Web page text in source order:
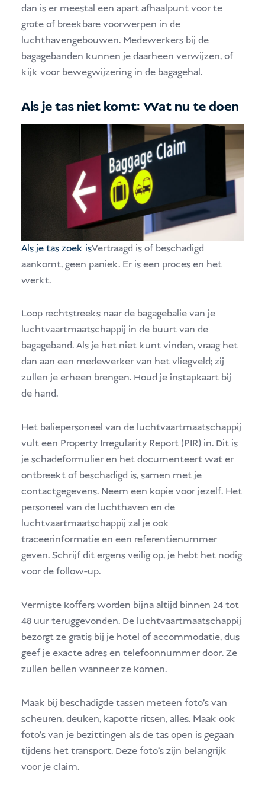
dan is er meestal een apart afhaalpunt voor te
grote of breekbare voorwerpen in de
luchthavengebouwen. Medewerkers bij de
bagagebanden kunnen je daarheen verwijzen, of
kijk voor bewegwijzering in de bagagehal.
Als je tas niet komt: Wat nu te doen
Als je tas zoek isVertraagd is of beschadigd
aankomt, geen paniek. Er is een proces en het
werkt.
Loop rechtstreeks naar de bagagebalie van je
luchtvaartmaatschappij in de buurt van de
bagageband. Als je het niet kunt vinden, vraag het
dan aan een medewerker van het vliegveld; zij
zullen je erheen brengen. Houd je instapkaart bij
de hand.
Het baliepersoneel van de luchtvaartmaatschappij
vult een Property Irregularity Report (PIR) in. Dit is
je schadeformulier en het documenteert wat er
ontbreekt of beschadigd is, samen met je
contactgegevens. Neem een kopie voor jezelf. Het
personeel van de luchthaven en de
luchtvaartmaatschappij zal je ook
traceerinformatie en een referentienummer
geven. Schrijf dit ergens veilig op, je hebt het nodig
voor de follow-up.
Vermiste koffers worden bijna altijd binnen 24 tot
48 uur teruggevonden. De luchtvaartmaatschappij
bezorgt ze gratis bij je hotel of accommodatie, dus
geef je exacte adres en telefoonnummer door. Ze
zullen bellen wanneer ze komen.
Maak bij beschadigde tassen meteen foto's van
scheuren, deuken, kapotte ritsen, alles. Maak ook
foto's van je bezittingen als de tas open is gegaan
tijdens het transport. Deze foto's zijn belangrijk
voor je claim.